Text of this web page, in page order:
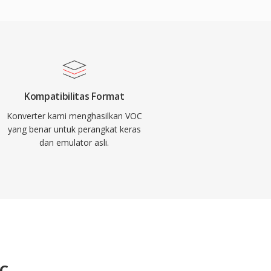
Kompatibilitas Format
Konverter kami menghasilkan VOC
yang benar untuk perangkat keras
dan emulator asli.